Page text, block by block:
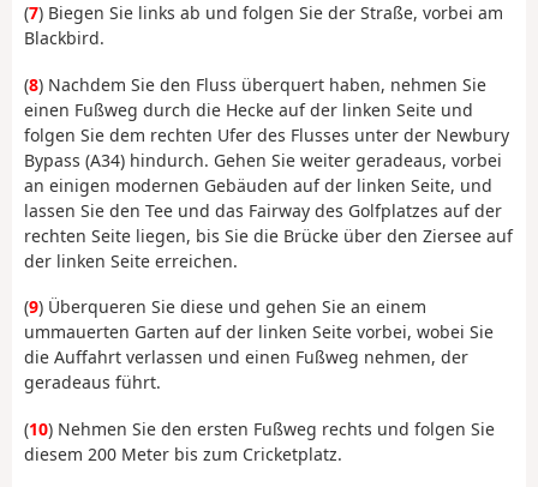
(7) Biegen Sie links ab und folgen Sie der Straße, vorbei am
Blackbird.
(8) Nachdem Sie den Fluss überquert haben, nehmen Sie
einen Fußweg durch die Hecke auf der linken Seite und
folgen Sie dem rechten Ufer des Flusses unter der Newbury
Bypass (A34) hindurch. Gehen Sie weiter geradeaus, vorbei
an einigen modernen Gebäuden auf der linken Seite, und
lassen Sie den Tee und das Fairway des Golfplatzes auf der
rechten Seite liegen, bis Sie die Brücke über den Ziersee auf
der linken Seite erreichen.
(9) Überqueren Sie diese und gehen Sie an einem
ummauerten Garten auf der linken Seite vorbei, wobei Sie
die Auffahrt verlassen und einen Fußweg nehmen, der
geradeaus führt.
(10) Nehmen Sie den ersten Fußweg rechts und folgen Sie
diesem 200 Meter bis zum Cricketplatz.